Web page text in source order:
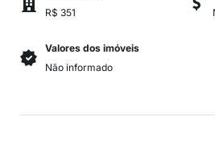
R$ 351
Valores dos imóveis
Não informado